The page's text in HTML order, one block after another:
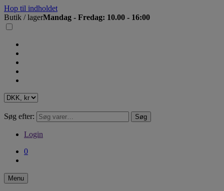
Hop til indholdet
Butik / lagerMandag - Fredag: 10.00 - 16:00
Søg efter: Søg
Login
0
Menu